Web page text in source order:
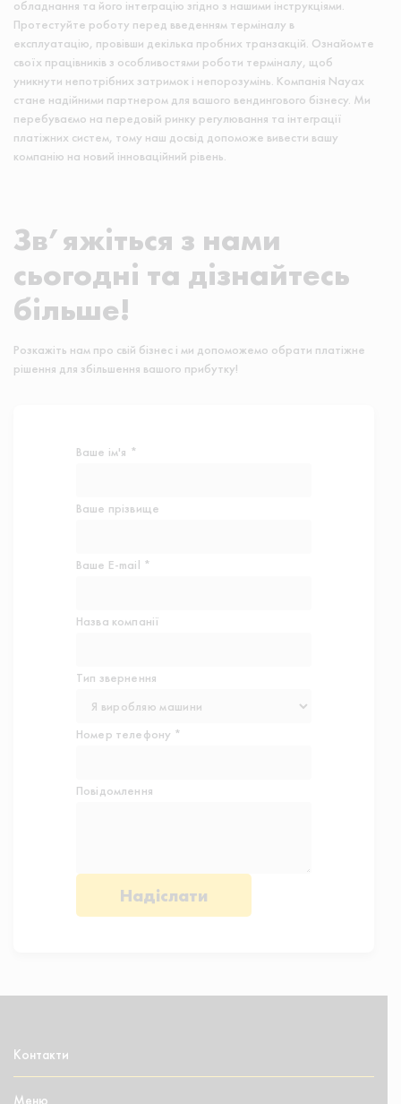
обладнання та його інтеграцію згідно з нашими інструкціями.
Протестуйте роботу перед введенням терміналу в
експлуатацію, провівши декілька пробних транзакцій. Ознайомте
своїх працівників з особливостями роботи терміналу, щоб
уникнути непотрібних затримок і непорозумінь. Компанія Nayax
стане надійними партнером для вашого вендингового бізнесу. Ми
перебуваємо на передовій ринку регулювання та інтеграції
платіжних систем, тому наш досвід допоможе вивести вашу
компанію на новий інноваційний рівень.
Зв’яжіться з нами
сьогодні та дізнайтесь
більше!
Розкажіть нам про свій бізнес і ми допоможемо обрати платіжне
рішення для збільшення вашого прибутку!
Ваше ім'я *
Ваше прізвище
Ваше E-mail *
Назва компанії
Тип звернення
Номер телефону *
Повідомлення
Меню
Контакти